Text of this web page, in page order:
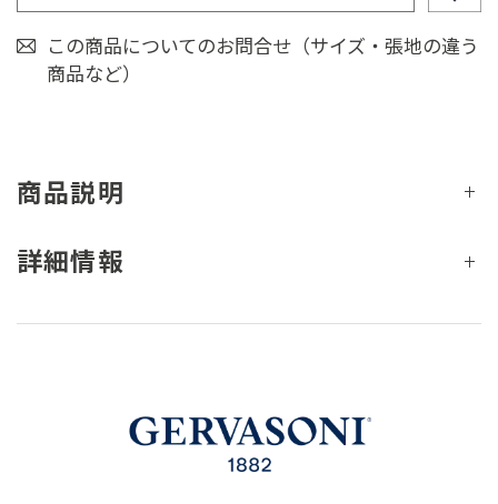
この商品についてのお問合せ（サイズ・張地の違う
商品など）
商品説明
詳細情報